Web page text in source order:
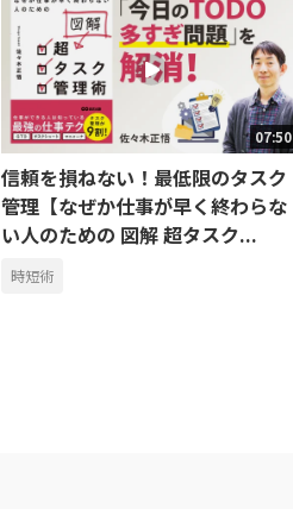
07:50
信頼を損ねない！最低限のタスク
管理【なぜか仕事が早く終わらな
い人のための 図解 超タスク...
時短術